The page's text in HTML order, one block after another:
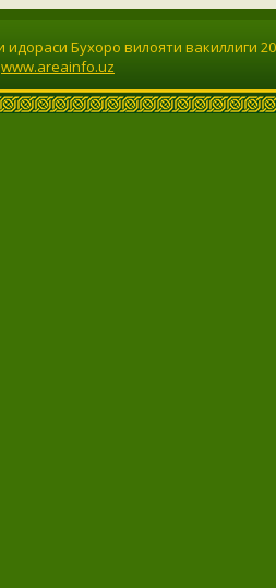
Бухоро вилояти вакиллиги
www.areainfo.uz